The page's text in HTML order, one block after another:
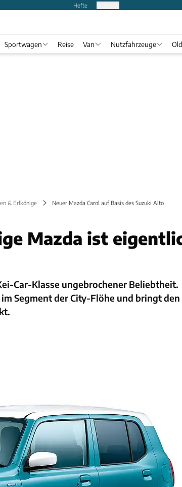
Hefte
Sportwagen Reise Van Nutzfahrzeuge
& Erlkönige Neuer Mazda Carol auf Basis des Suzuki Alto
Mazda ist
Car-Klasse ungebrochener Beliebtheit.
Segment der City-Flöhe und bringt den